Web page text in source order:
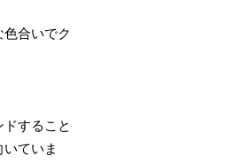
合いでク
すること
ていま